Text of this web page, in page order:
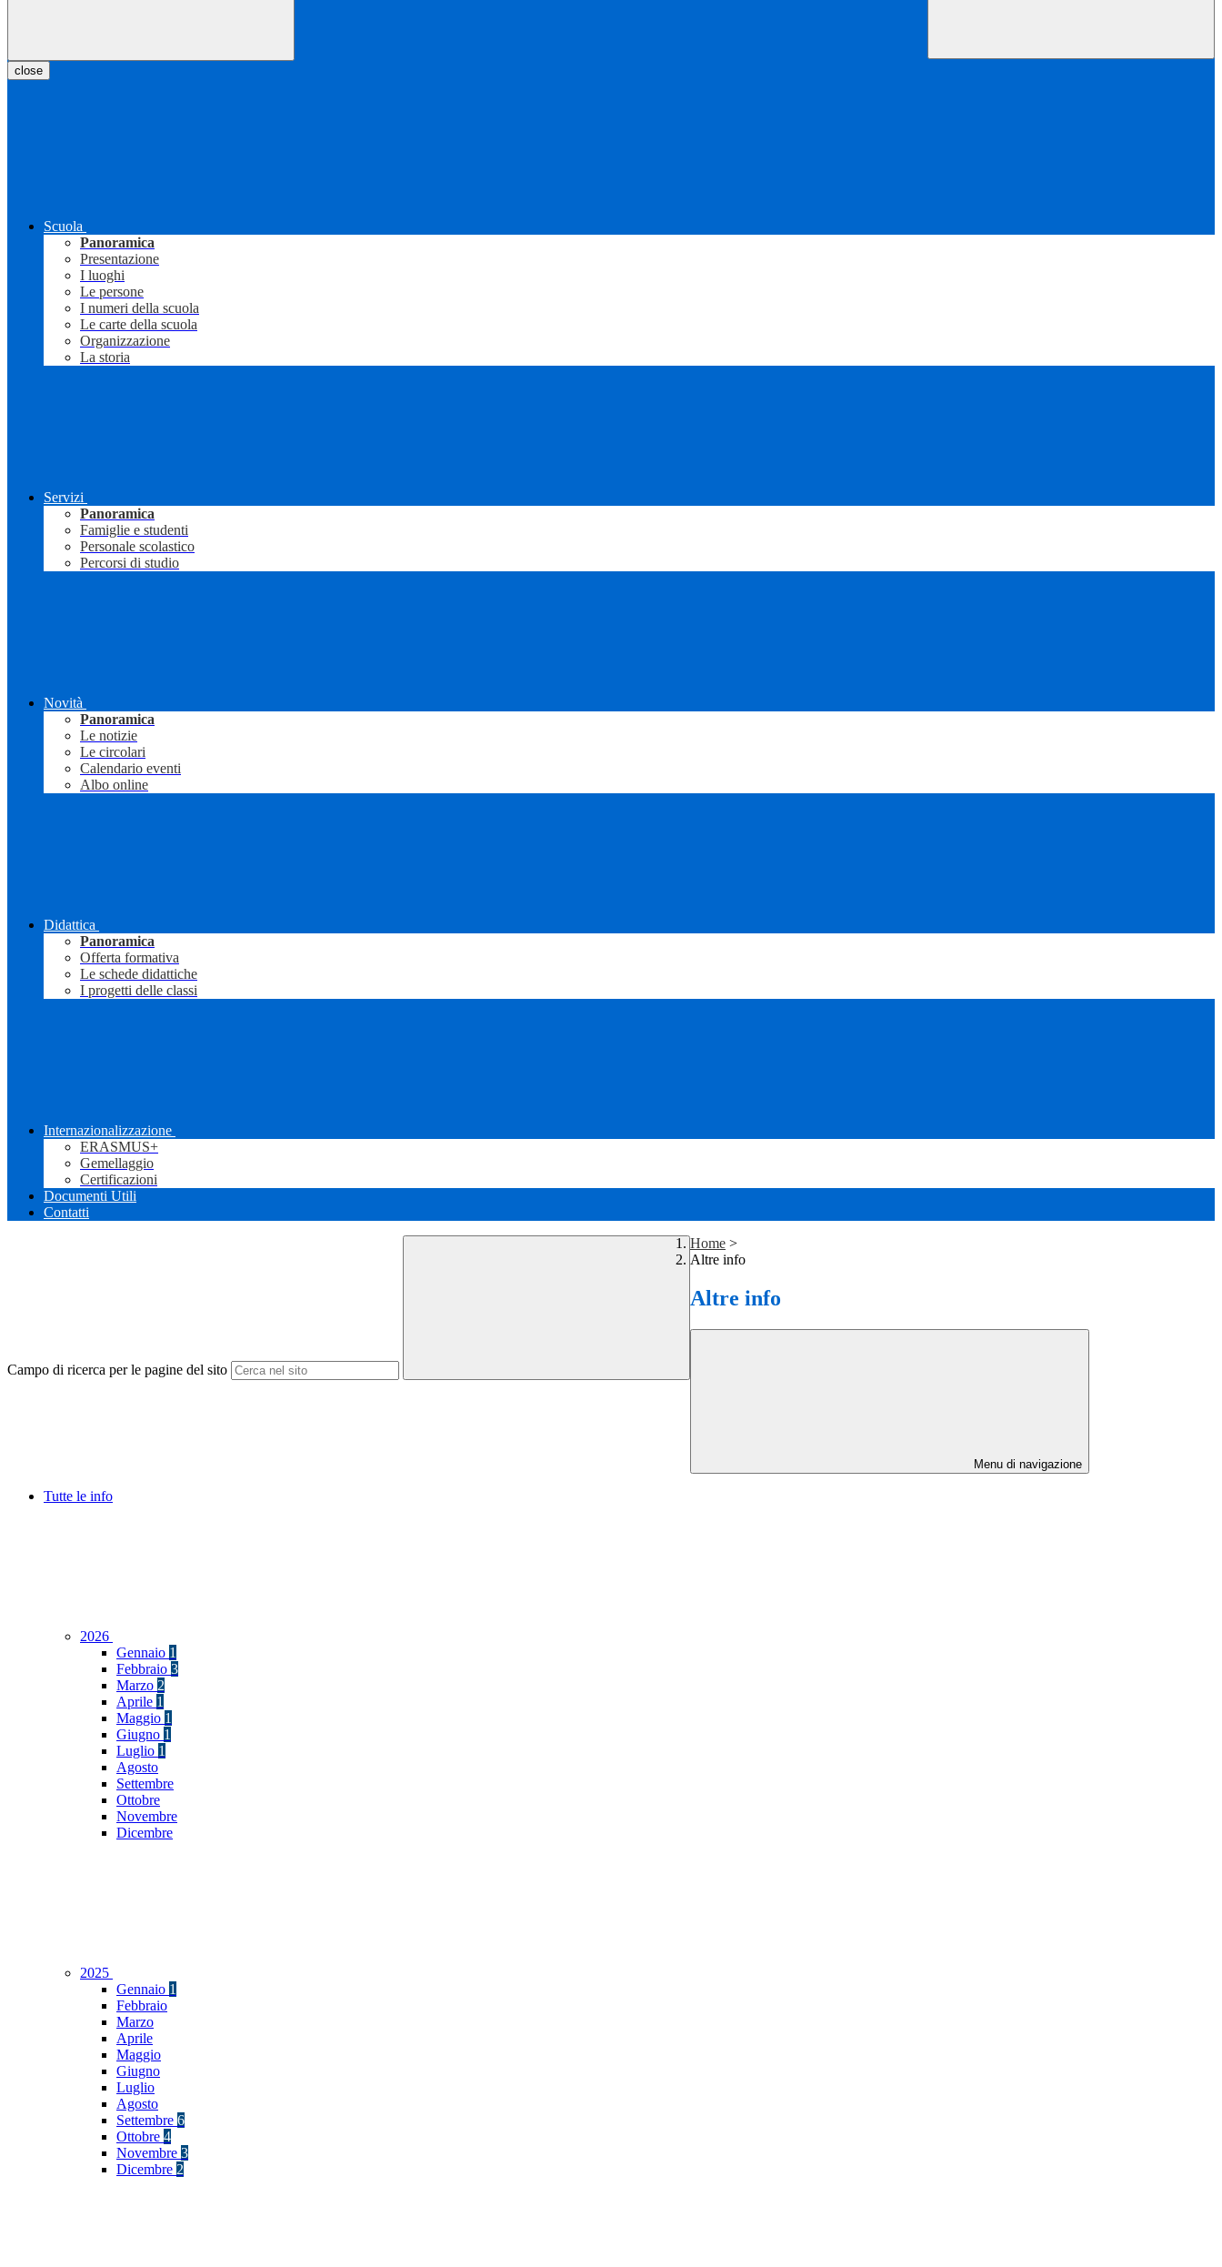
close
Scuola
Panoramica
Presentazione
I luoghi
Le persone
I numeri della scuola
Le carte della scuola
Organizzazione
La storia
Servizi
Panoramica
Famiglie e studenti
Personale scolastico
Percorsi di studio
Novità
Panoramica
Le notizie
Le circolari
Calendario eventi
Albo online
Didattica
Panoramica
Offerta formativa
Le schede didattiche
I progetti delle classi
Internazionalizzazione
ERASMUS+
Gemellaggio
Certificazioni
Documenti Utili
Contatti
Campo di ricerca per le pagine del sito
Home >
Altre info
Altre info
Menu di navigazione
Tutte le info
2026
Gennaio 1
Febbraio 3
Marzo 2
Aprile 1
Maggio 1
Giugno 1
Luglio 1
Agosto
Settembre
Ottobre
Novembre
Dicembre
2025
Gennaio 1
Febbraio
Marzo
Aprile
Maggio
Giugno
Luglio
Agosto
Settembre 6
Ottobre 4
Novembre 3
Dicembre 2